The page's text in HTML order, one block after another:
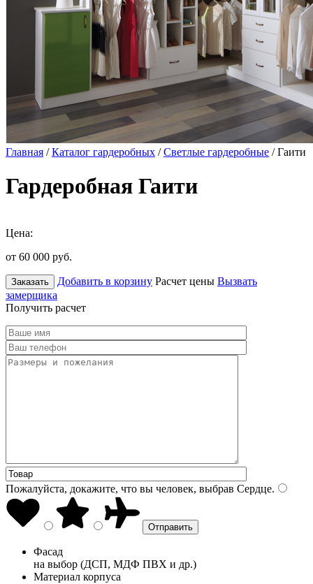
Главная /Каталог гардеробных /Светлые гардеробные / Гаити
Гардеробная Гаити
Цена:
от 60 000 руб.
Заказать Добавить в корзину Расчет цены Вызвать
замерщика
Получить расчет
Пожалуйста, докажите, что вы человек, выбрав Сердце.
Фасад
на выбор (ДСП, МДФ ПВХ и др.)
Материал корпуса